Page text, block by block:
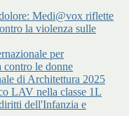
Medi@vox riflette
la violenza sulle
per
contro le donne
di Architettura 2025
LAV nella classe 1L
dell'Infanzia e